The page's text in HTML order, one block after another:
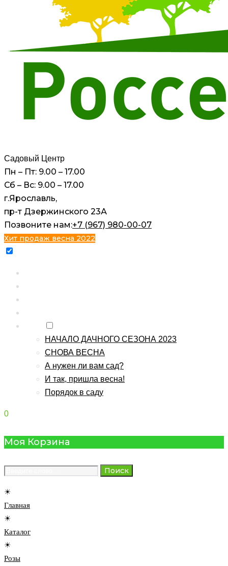
Садовый Центр
Пн – Пт: 9.00 – 17.00
Сб – Вс: 9.00 – 17.00
г.Ярославль,
пр-т Дзержинского 23А
Позвоните нам:+7 (967) 980-00-07
Хит продаж весна 2022
НАЧАЛО ДАЧНОГО СЕЗОНА 2023
СНОВА ВЕСНА
А нужен ли вам сад?
И так, пришла весна!
Порядок в саду
0
Моя Корзина
Поиск
☀
Главная
☀
Каталог
☀
Розы